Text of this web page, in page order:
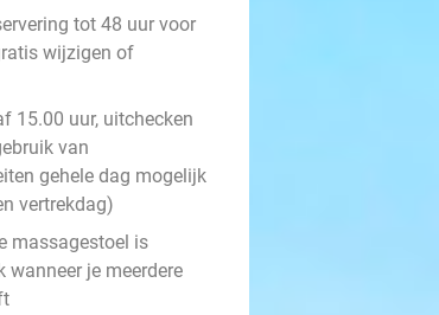
tot 48 uur voor
wijzigen of
15.00 uur, uitchecken
van
gehele dag mogelijk
vertrekdag)
massagestoel is
wanneer je meerdere